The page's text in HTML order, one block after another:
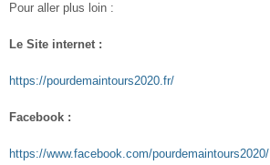
Pour aller plus loin :
Le Site internet :
https://pourdemaintours2020.fr/
Facebook :
https://www.facebook.com/pourdemaintours2020/